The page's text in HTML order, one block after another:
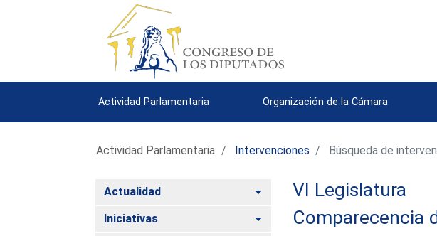
Actividad Parlamentaria Organización de la Cámara
Actividad Parlamentaria Intervenciones Búsqueda de
Actualidad Alternar
Iniciativas Alternar
VI Legislatura
Comparecencia